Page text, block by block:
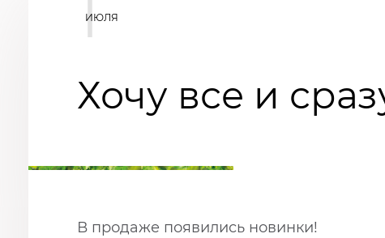
1
ИЮЛЯ
Хочу все и
В продаже появились новинки!